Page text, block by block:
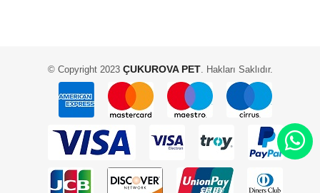
© Copyright 2023ÇUKUROVA PET. Hakları Saklıdır.